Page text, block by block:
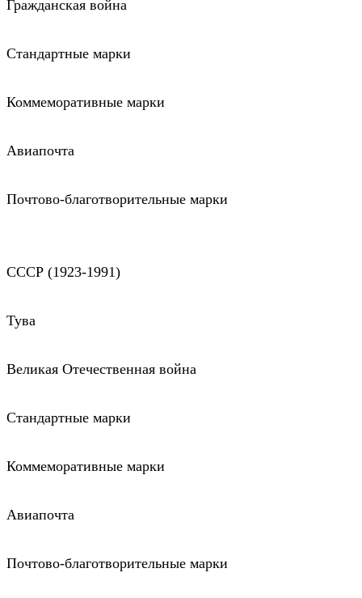
Гражданская война
Стандартные марки
Коммеморативные марки
Авиапочта
Почтово-благотворительные марки
СССР (1923-1991)
Тува
Великая Отечественная война
Стандартные марки
Коммеморативные марки
Авиапочта
Почтово-благотворительные марки